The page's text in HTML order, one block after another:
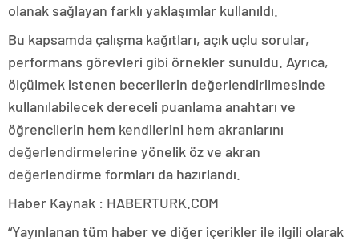
olanak sağlayan farklı yaklaşımlar kullanıldı.
Bu kapsamda çalışma kağıtları, açık uçlu sorular,
performans görevleri gibi örnekler sunuldu. Ayrıca,
ölçülmek istenen becerilerin değerlendirilmesinde
kullanılabilecek dereceli puanlama anahtarı ve
öğrencilerin hem kendilerini hem akranlarını
değerlendirmelerine yönelik öz ve akran
değerlendirme formları da hazırlandı.
Haber Kaynak : HABERTURK.COM
“Yayınlanan tüm haber ve diğer içerikler ile ilgili olarak